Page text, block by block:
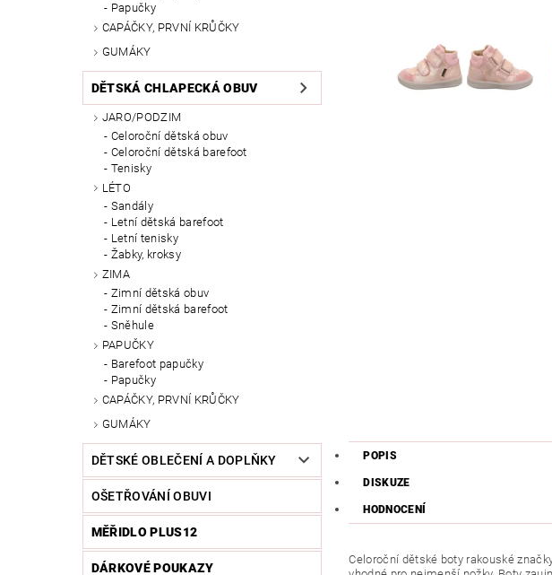
Papučky
CAPÁČKY, PRVNÍ KRŮČKY
GUMÁKY
DĚTSKÁ CHLAPECKÁ OBUV
JARO/PODZIM
Celoroční dětská obuv
Celoroční dětská barefoot
Tenisky
LÉTO
Sandály
Letní dětská barefoot
Letní tenisky
Žabky, kroksy
ZIMA
Zimní dětská obuv
Zimní dětská barefoot
Sněhule
PAPUČKY
Barefoot papučky
Papučky
CAPÁČKY, PRVNÍ KRŮČKY
GUMÁKY
DĚTSKÉ OBLEČENÍ A DOPLŇKY
OŠETŘOVÁNÍ OBUVI
MĚŘIDLO PLUS12
DÁRKOVÉ POUKAZY
POPIS
DISKUZE
HODNOCENÍ
Celoroční dětské boty rakouské